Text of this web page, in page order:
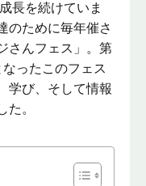
長を続けていま
のために毎年催さ
さんフェス」。第
ったこのフェス
学び、そして情報
た。